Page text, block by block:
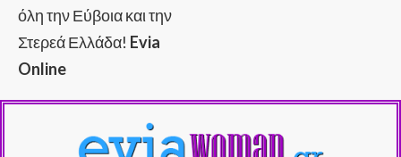
όλη την Εύβοια και την
Στερεά Ελλάδα! Evia
Online